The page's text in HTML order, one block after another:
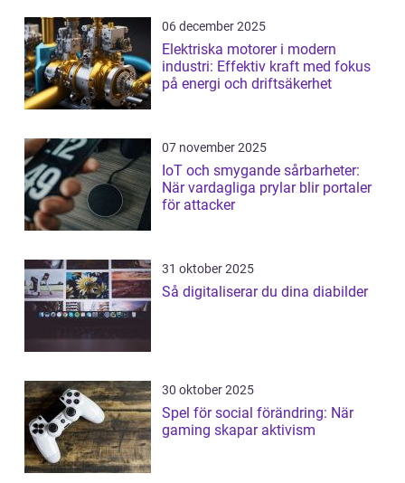
06 december 2025
Elektriska motorer i modern
industri: Effektiv kraft med fokus
på energi och driftsäkerhet
07 november 2025
IoT och smygande sårbarheter:
När vardagliga prylar blir portaler
för attacker
31 oktober 2025
Så digitaliserar du dina diabilder
30 oktober 2025
Spel för social förändring: När
gaming skapar aktivism